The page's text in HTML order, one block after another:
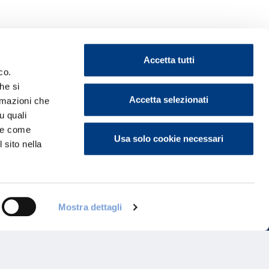
si
che
quali
come
sito nella
Mostra dettagli
Accetta tutti
Accetta selezionati
Usa solo cookie necessari